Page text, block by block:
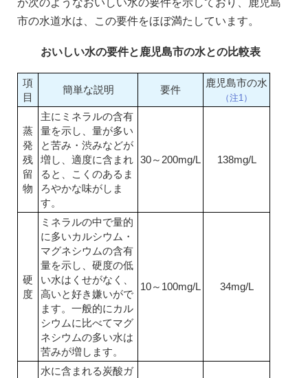
が次のようなおいしい水の要件を示しており、鹿児島
市の水道水は、この要件をほぼ満たしています。
おいしい水の要件と鹿児島市の水との比較表
項
目
簡単な説明 要件
鹿児島市の水
（注1）
蒸
発
残
留
物
主にミネラルの含有
量を示し、量が多い
と苦み・渋みなどが
増し、適度に含まれ
ると、こくのあるま
ろやかな味がしま
す。
30～200mg/L 138mg/L
硬
度
ミネラルの中で量的
に多いカルシウム・
マグネシウムの含有
量を示し、硬度の低
い水はくせがなく、
高いと好き嫌いがで
ます。一般的にカル
シウムに比べてマグ
ネシウムの多い水は
苦みが増します。
10～100mg/L 34mg/L
水に含まれる炭酸ガ